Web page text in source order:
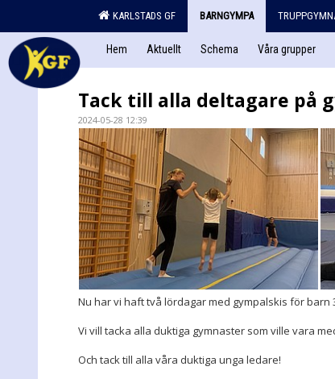
KARLSTADS GF BARNGYMPA
Hem Aktuellt Schema Våra grupper
Tack till alla deltagare på
2024-05-28 12:39
Nu har vi haft två lördagar med gympalskis för barn
Vi vill tacka alla duktiga gymnaster som ville vara
Och tack till alla våra duktiga unga ledare!